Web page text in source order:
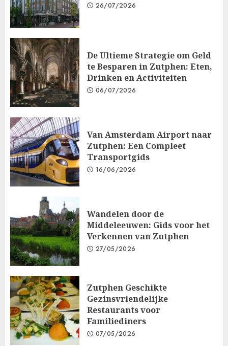
26/07/2026
De Ultieme Strategie om Geld
te Besparen in Zutphen: Eten,
Drinken en Activiteiten
06/07/2026
Van Amsterdam Airport naar
Zutphen: Een Compleet
Transportgids
16/06/2026
Wandelen door de
Middeleeuwen: Gids voor het
Verkennen van Zutphen
27/05/2026
Zutphen Geschikte
Gezinsvriendelijke
Restaurants voor
Familiediners
07/05/2026